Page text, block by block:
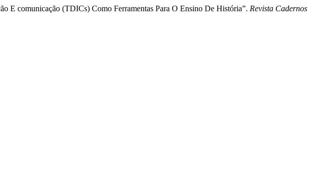
E comunicação (TDICs) Como Ferramentas Para O Ensino De História”. Revista Cadernos